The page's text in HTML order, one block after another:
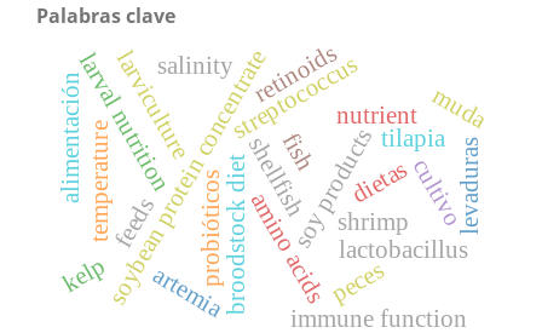
Palabras clave
soy products
soybean protein concentrate shrimp
amino acids
fish
nutrient
immune function
broodstock diet
larval nutrition
probióticos
tilapia
streptococcus
lactobacillus
larviculture
temperature
salinity
levaduras
peces
shellfish
feeds
artemia
dietascultivo
muda
alimentación retinoids
kelp